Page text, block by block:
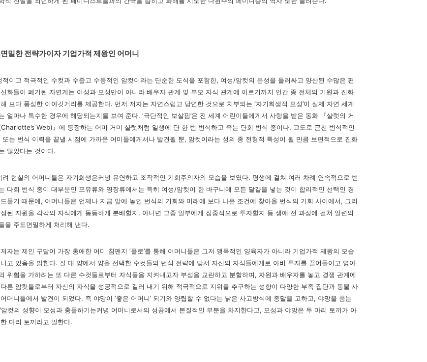
밀한 전략가이자 기업가적 제왕인 어머니
적이고 적극적인 수컷과 수줍고 수동적인 암컷이라는 단순한 도식을 포함한, 여성/암컷의 본성을 둘러싸고 양산된 수많은 편
화들이 폐기된 자연계는 여성과 모성만이 아니라 배우자 관계 및 부모 자식 관계에 이르기까지 인간 종 전체의 기원과 진화
보다 풍성한 이야깃거리를 제공한다. 먼저 저자는 자연스럽고 당연한 것으로 치부되는 ‘자기희생적 모성’이 실제 자연 세계
얼마나 특수한 경우에 해당되는지를 보여 준다. ‘극단적인 보살핌’은 전 세계 어린이들에게서 사랑을 받은 동화 『샬럿의 거
Web)』에 등장하는 어미 거미 샬럿처럼 일생에 단 한 번 번식하고 죽는 단회 번식 종이나, 고도로 근친 번식적인
또는 번식 이력을 끝낼 시점에 가까운 어미들에게서나 발견될 뿐, 암컷이라는 성의 종 전형적 특성이 될 만큼 보편적으로 진화
않았다는 것이다.
려 현실의 어머니들은 자기희생은커녕 유연하고 조작적인 기회주의자의 모습을 보였다. 평생에 걸쳐 여러 차례 연속적으로 번
다회 번식 종이 대부분인 포유류와 영장류에서는 특히 여성/암컷이 한 바구니에 모든 달걀을 넣는 것이 합리적인 선택인 경
물기 때문에, 어머니들은 언제나 지금 앞에 놓인 번식의 기회와 미래에 보다 나은 조건에 찾아올 번식의 기회 사이에서, 그리
된 자원을 각각의 자식에게 동등하게 분배할지, 아니면 그중 일부에게 집중적으로 투자할지 등 생애 전 과정에 걸쳐 일련의
을 주도면밀하게 처리해 낸다.
자는 제인 구달이 가장 총애한 어미 침팬지 ‘플로’를 통해 어머니들은 그저 맹목적인 양육자가 아니라 기업가적 제왕의 모습
고 있음을 밝힌다. 질 대 양에서 양을 선택한 수컷들의 번식 전략에 맞서 자신의 자식들에게 로 아비 투자를 끌어들이고 영아
위협을 가하려는 또 다른 수컷들로부터 자식들을 지켜내고자 부성을 교란하고 분할하며, 자원과 배우자를 놓고 경쟁 관계에
른 암컷들로부터 자신의 자식을 성공적으로 길러 내기 위해 적극적으로 지위를 추구하는 성향이 다양한 부족 집단과 동물 사
머니들에서 발견이 되었다. 즉 야망이 ‘좋은 어머니’ 되기와 양립할 수 없다는 낡은 사고방식에 종말을 고하고, 야망을 품는
컷의 성향이 모성과 충돌하기는커녕 어머니로서의 성공에서 본질적인 부분을 차지한다고, 모성과 야망은 두 마리 토끼가 아
마리 토끼라고 말한다.